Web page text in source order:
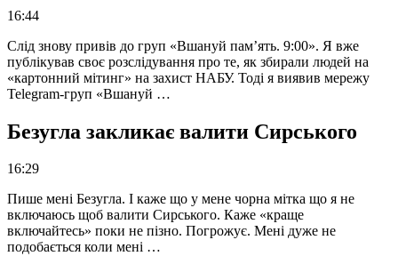
16:44
Слід знову привів до груп «Вшануй пам’ять. 9:00». Я вже
публікував своє розслідування про те, як збирали людей на
«картонний мітинг» на захист НАБУ. Тоді я виявив мережу
Telegram-груп «Вшануй …
Безугла закликає валити Сирського
16:29
Пише мені Безугла. І каже що у мене чорна мітка що я не
включаюсь щоб валити Сирського. Каже «краще
включайтесь» поки не пізно. Погрожує. Мені дуже не
подобається коли мені …